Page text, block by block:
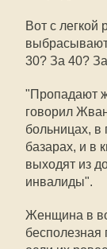
Вот с легкой
30? За 40?
"Пропадают
говорил
больницах, в
базарах, и в
выходят из
инвалиды".
Женщина в
бесполезная